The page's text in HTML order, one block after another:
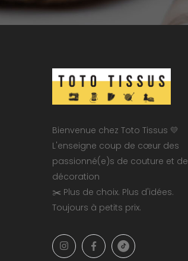
Bienvenue chez Toto Tissus 💛
L'enseigne coup de cœur des
passionné(e)s de couture et de
décoration
✂️ Plus de choix. Plus d'idées.
Toujours à petits prix.